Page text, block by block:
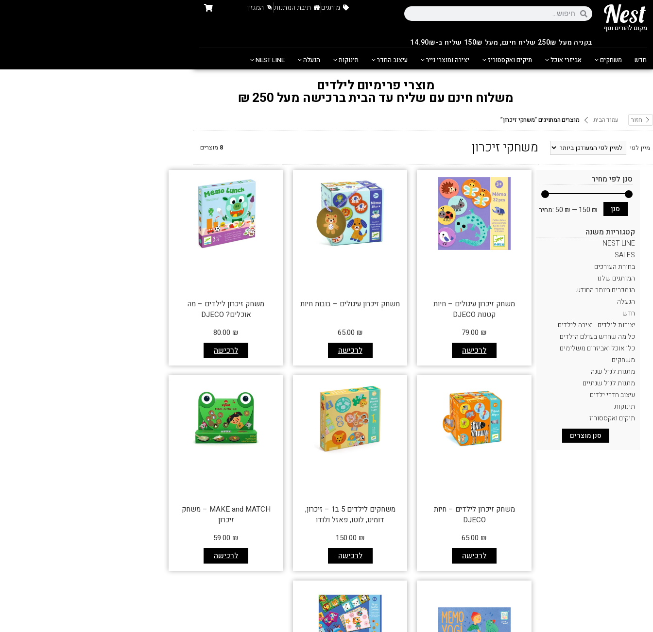
בקניה מעל 250 ₪ שליח חינם, מעל 150₪ שליח ב-14.90₪
מותגים תיבת המתנות המגזין
חדש משחקים אביזרי אוכל תיקים ואקססוריז יצירה ומוצרי נייר עיצוב החדר תינוקות הנעלה NEST LINE
מוצרי פרימיום לילדים
משלוח חינם עם שליח עד הבית ברכישה מעל 250 ₪
חזור עמוד הבית מוצרים המתויגים “משחקי זיכרון”
מיין לפי משחקי זיכרון 8 מוצרים
סנן לפי מחיר
סנן מחיר: 50 ₪ — 150 ₪
קטגוריות משנה
NEST LINE
SALES
בחירת העורכים
המותגים שלנו
הנמכרים ביותר החודש
הנעלה
חדש
יצירות לילדים - יצירה לילדים
כל מה שחדש בעולם הילדים
כלי אוכל ואביזרים משלימים
משחקים
מתנות לגיל שנה
מתנות לגיל שנתיים
עיצוב חדרי ילדים
תינוקות
תיקים ואקססוריז
סנן מוצרים
משחק זיכרון עיגולים – חיות
קטנות DJECO
לרכישה
79.00 ₪
משחק זיכרון עיגולים – בובות חיות
לרכישה
65.00 ₪
משחק זיכרון לילדים – מה
אוכלים? DJECO
לרכישה
80.00 ₪
משחק זיכרון לילדים – חיות
DJECO
לרכישה
65.00 ₪
משחקים לילדים 5 ב1 – זיכרון,
דומינו, לוטו, פאזל ולודו
לרכישה
150.00 ₪
MAKE and MATCH – משחק
זיכרון
לרכישה
59.00 ₪